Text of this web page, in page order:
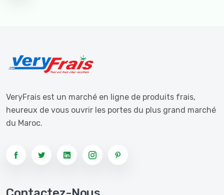
VeryFrais est un marché en ligne de produits frais,
heureux de vous ouvrir les portes du plus grand marché
du Maroc.